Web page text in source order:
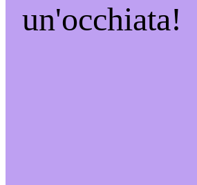
un'occhiata!